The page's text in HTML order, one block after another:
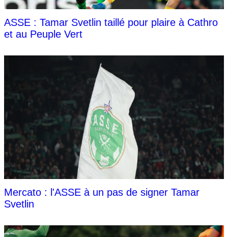
ASSE : Tamar Svetlin taillé pour plaire à Cathro
et au Peuple Vert
Mercato : l'ASSE à un pas de signer Tamar
Svetlin